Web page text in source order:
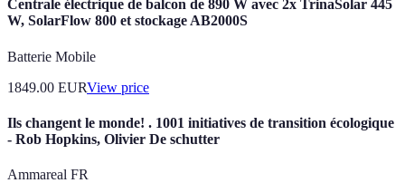
Centrale électrique de balcon de 890 W avec 2x TrinaSolar 445
W, SolarFlow 800 et stockage AB2000S
Batterie Mobile
1849.00 EURView price
Ils changent le monde! . 1001 initiatives de transition écologique
- Rob Hopkins, Olivier De schutter
Ammareal FR